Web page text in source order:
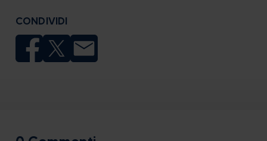
CONDIVIDI